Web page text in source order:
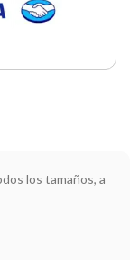
los tamaños, a